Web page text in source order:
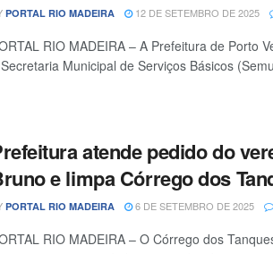
PORTAL RIO MADEIRA 12 DE SETEMBRO DE 2025
RIO MADEIRA – A Prefeitura de Porto
Municipal de Serviços Básicos
atende pedido do
e limpa Córrego dos
PORTAL RIO MADEIRA 6 DE SETEMBRO DE 2025
RIO MADEIRA – O Córrego dos